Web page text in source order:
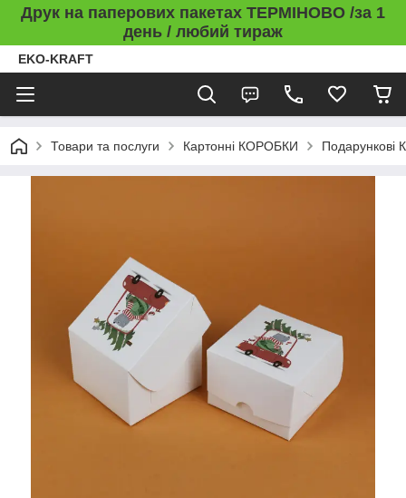
Друк на паперових пакетах ТЕРМІНОВО /за 1
день / любий тираж
EKO-KRAFT
Товари та послуги Картонні КОРОБКИ Подарункові